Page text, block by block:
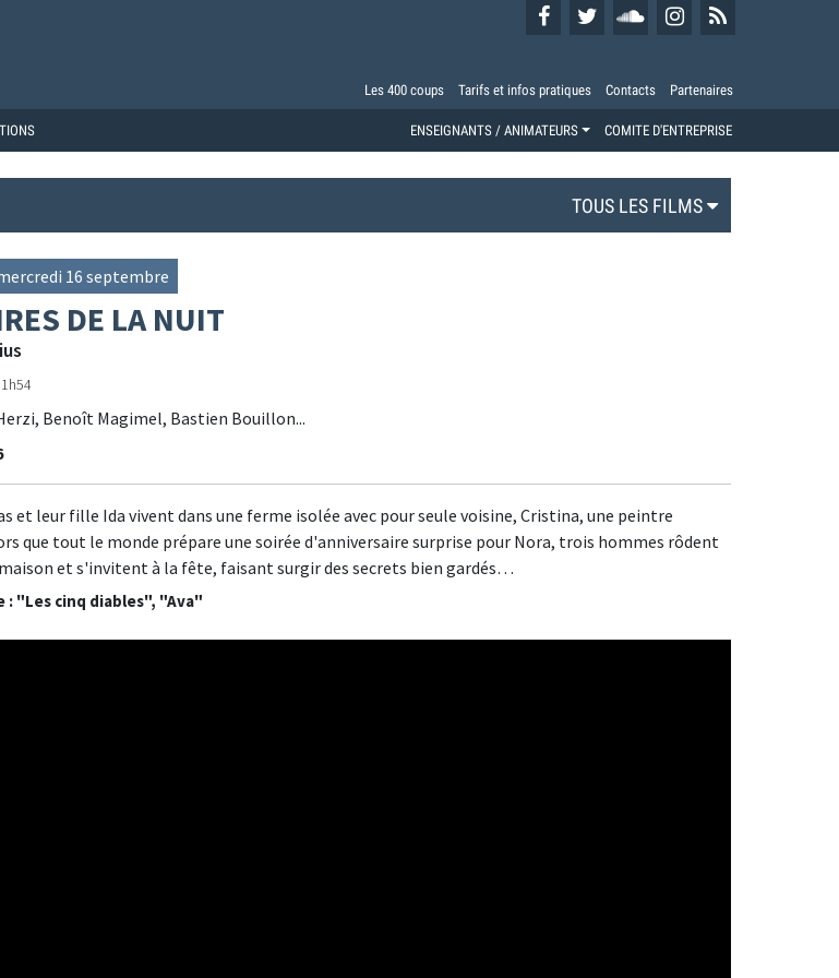
Les 400 coups Tarifs et infos pratiques Contacts Partenaires
ENSEIGNANTS / ANIMATEURS COMITE D'ENTREPRISE
TOUS LES FILMS
16 septembre
DE LA NUIT
Benoît Magimel, Bastien Bouillon...
et leur fille Ida vivent dans une ferme isolée avec pour seule voisine, Cristina, une peintre
que tout le monde prépare une soirée d'anniversaire surprise pour Nora, trois hommes rôdent
et s'invitent à la fête, faisant surgir des secrets bien gardés…
: "Les cinq diables", "Ava"